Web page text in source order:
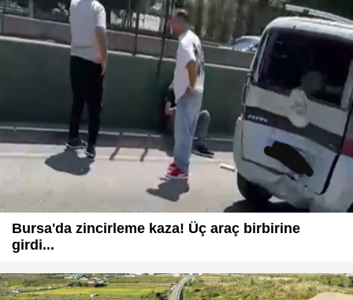
Bursa'da zincirleme kaza! Üç araç birbirine
girdi...